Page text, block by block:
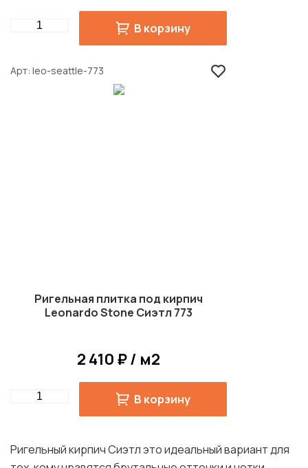
Quantity В корзину
Арт leo-seattle-773
Ригельная плитка под кирпич
Leonardo Stone Сиэтл 773
2 410 ₽ / м2
Quantity В корзину
Ригельный кирпич Сиэтл это идеальный вариант для